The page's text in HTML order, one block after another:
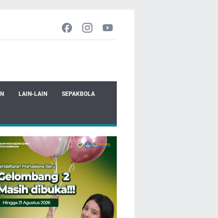
LAIN-LAIN SEPAKBOLA